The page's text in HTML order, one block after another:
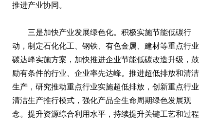
推进产业协同。
三是加快产业发展绿色化。积极实施节能低碳行
动，制定石化化工、钢铁、有色金属、建材等重点行业
碳达峰实施方案，加快推进企业节能低碳改造升级，鼓
励有条件的行业、企业率先达峰。推进超低排放和清洁
生产，研究推动重点行业实施超低排放，创新重点行业
清洁生产推行模式，强化产品全生命周期绿色发展观
念。提升资源综合利用水平，持续提升关键工艺和过程